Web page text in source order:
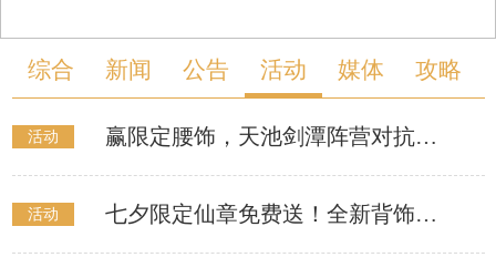
综合 新闻 公告 活动 媒体 攻略
活动 赢限定腰饰，天池剑潭阵营对抗等你来战！
活动 七夕限定仙章免费送！全新背饰等你来拿